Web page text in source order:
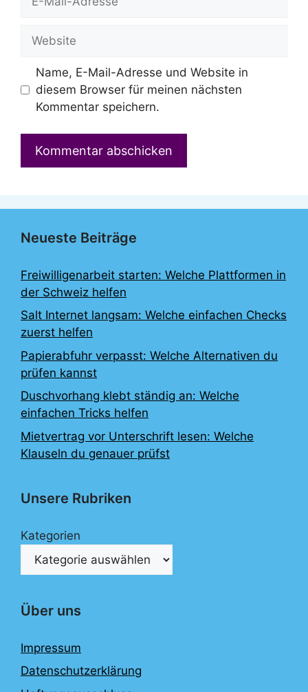
Website
Name, E-Mail-Adresse und Website in
diesem Browser für meinen nächsten
Kommentar speichern.
Neueste Beiträge
Freiwilligenarbeit starten: Welche Plattformen in
der Schweiz helfen
Salt Internet langsam: Welche einfachen Checks
zuerst helfen
Papierabfuhr verpasst: Welche Alternativen du
prüfen kannst
Duschvorhang klebt ständig an: Welche
einfachen Tricks helfen
Mietvertrag vor Unterschrift lesen: Welche
Klauseln du genauer prüfst
Unsere Rubriken
Kategorien
Über uns
Impressum
Datenschutzerklärung